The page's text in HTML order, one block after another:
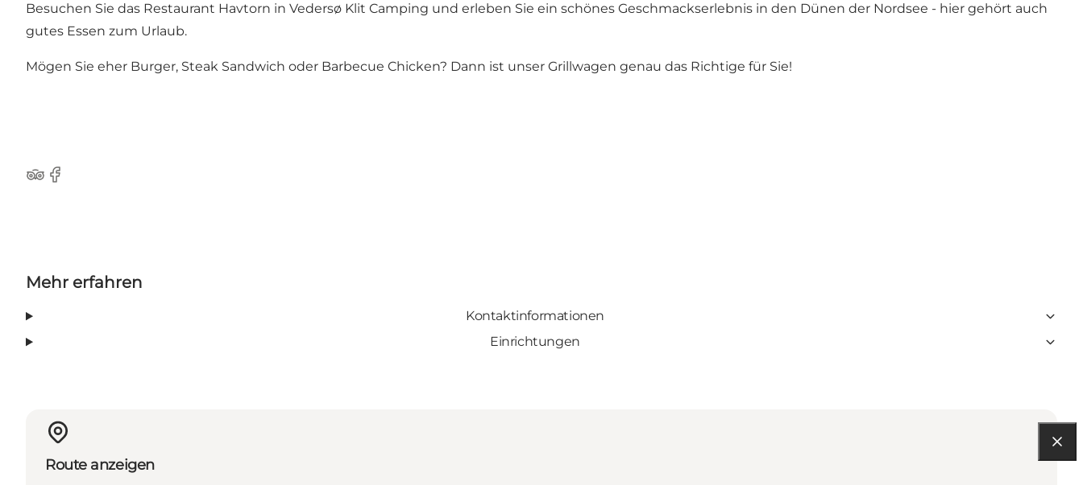
Besuchen Sie das Restaurant Havtorn in Vedersø Klit Camping und erleben Sie ein schönes Geschmackserlebnis in den Dünen der Nordsee - hier gehört auch
gutes Essen zum Urlaub.
Mögen Sie eher Burger, Steak Sandwich oder Barbecue Chicken? Dann ist unser Grillwagen genau das Richtige für Sie!
TripAdvisor
Facebook
Mehr erfahren
Kontaktinformationen
Einrichtungen
Route anzeigen